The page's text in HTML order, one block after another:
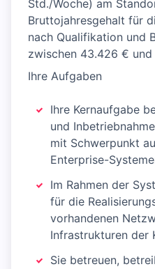
Std./Woche) am
Bruttojahresgehalt für
nach Qualifikation und
zwischen 43.426 € und
Ihre Aufgaben
Ihre Kernaufgabe
und
mit Schwerpunkt
Enterprise-
Im Rahmen der
für die
vorhandenen
Infrastrukturen der
Sie betreuen,